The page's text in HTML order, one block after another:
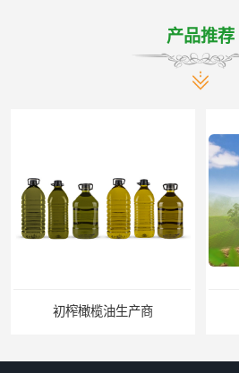
产品推荐
初榨橄榄油生产商